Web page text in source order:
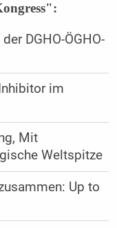
DGHO-ÖGHO-
im
Mit
Weltspitze
Up to